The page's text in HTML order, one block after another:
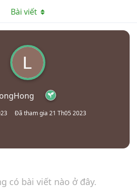
Đã tham gia 21 Th05 2023
Bài viết
có bài viết nào ở đây.